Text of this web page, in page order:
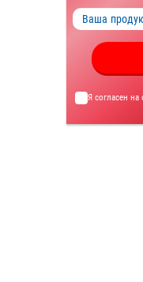
Я согласен на